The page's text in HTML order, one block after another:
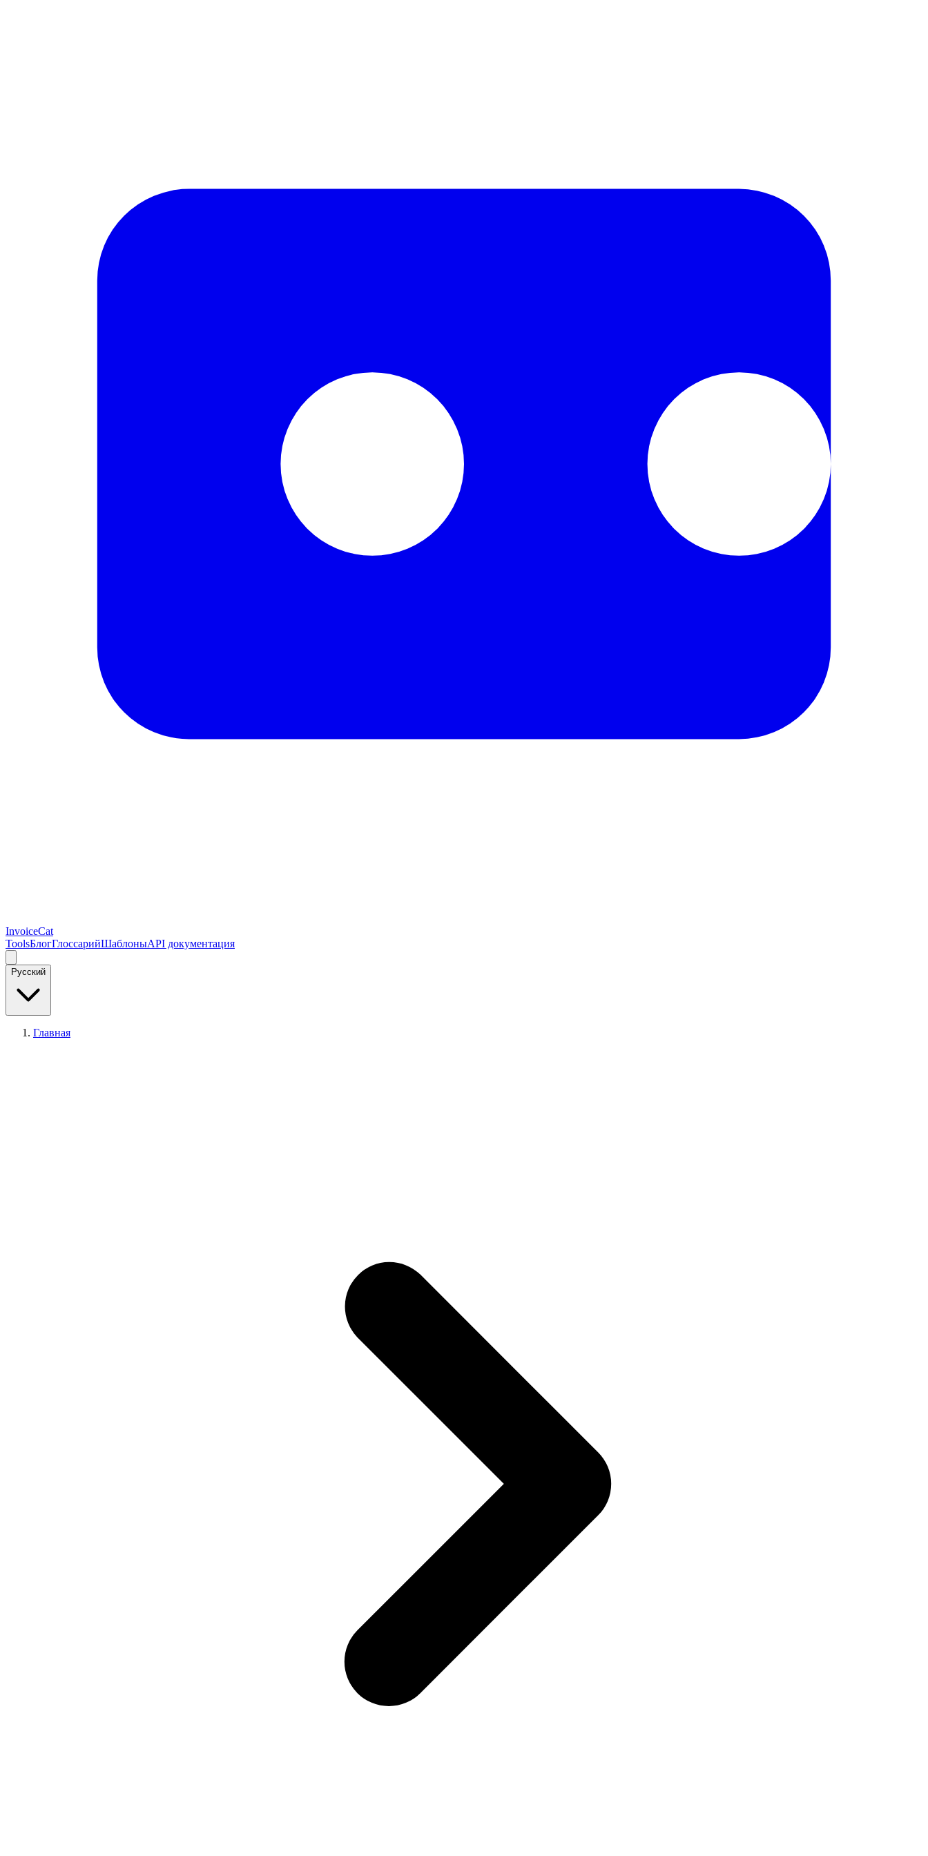
InvoiceCat
ToolsБлогГлоссарийШаблоныAPI документация
Русский
Главная